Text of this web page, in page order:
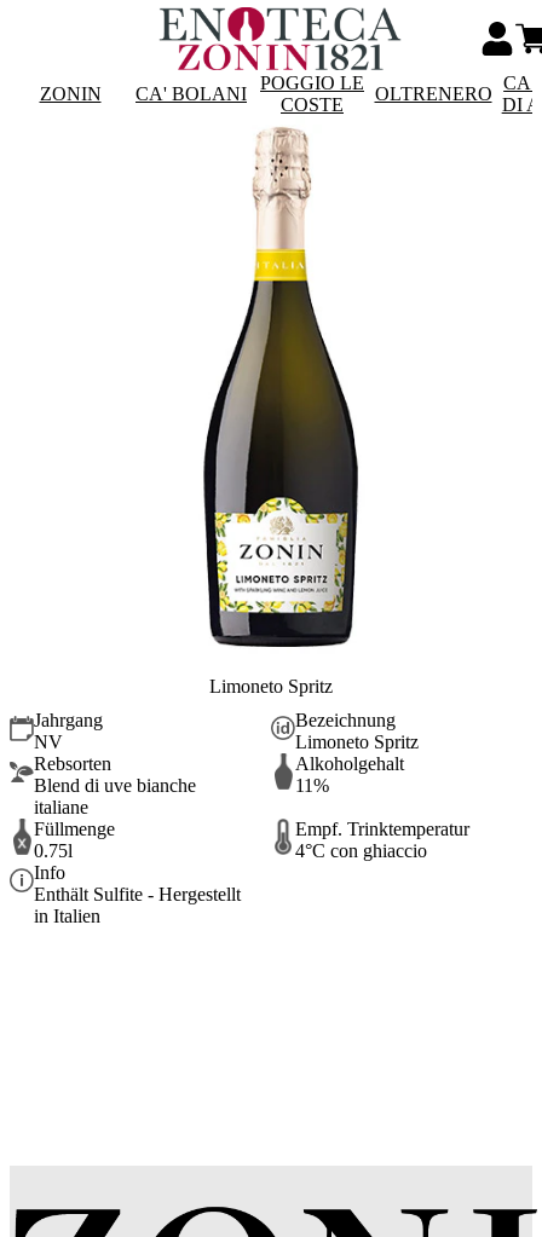
ZONIN CA' BOLANI
POGGIO LE
COSTE
OLTRENERO
DI
Limoneto Spritz
Jahrgang
NV
Bezeichnung
Limoneto Spritz
Rebsorten
Blend di uve bianche
italiane
Alkoholgehalt
11%
Füllmenge
0.75l
Empf. Trinktemperatur
4°C con ghiaccio
Info
Enthält Sulfite - Hergestellt
in Italien